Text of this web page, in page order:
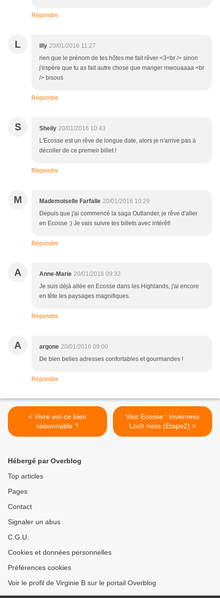
Répondre
L lily 20/01/2016 11:27
rien que le prénom de tes hôtes me fait rêver <3<br /> sinon
j'espère que tu as fait autre chose que manger mwouaaaa <br
/> bisous
Répondre
S Sheily 20/01/2016 10:43
L'Ecosse est un rêve de longue date, alors je n'arrive pas à
décoller de ce premeir billet !
Répondre
M Mademoiselle Farfalle 20/01/2016 10:29
Depuis que j'ai commencé la saga Outlander, je rêve d'aller
en Ecosse :) Je vais suivre tes billets avec intérêt!
Répondre
A Anne-Marie 20/01/2016 09:32
Je suis déjà allée en Ecosse dans les Highlands, j'ai encore
en tête les paysages magnifiques.
Répondre
A argone 20/01/2016 09:00
De bien belles adresses confortables et gourmandes !
Répondre
< Vivre est-ce bien
raisonnable ?
Visit Ecosse : Inverness
Loch ness (Etape2) >
Hébergé par Overblog
Top articles
Pages
Contact
Signaler un abus
C.G.U.
Cookies et données personnelles
Préférences cookies
Voir le profil de Virginie B sur le portail Overblog